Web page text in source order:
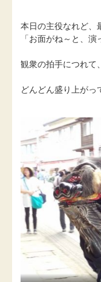
本日の主役なれど、
「お面がね～と、
観衆の拍手につれて
どんどん盛り上がっ